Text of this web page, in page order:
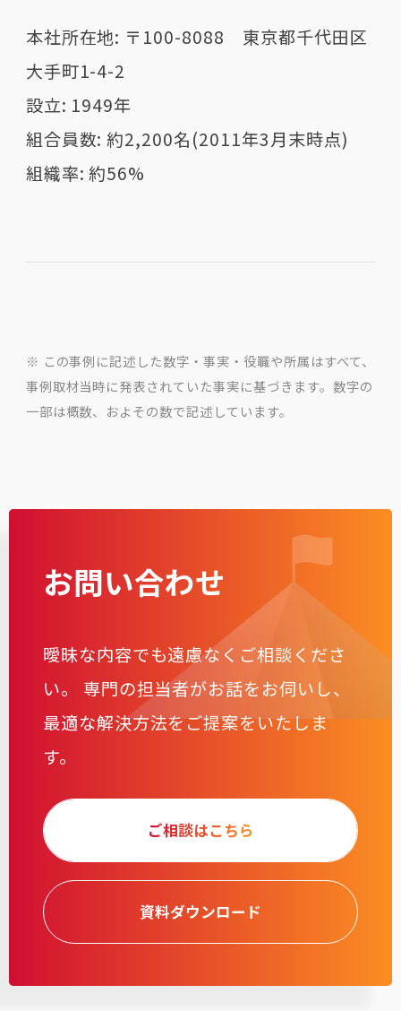
本社所在地: 〒100-8088 東京都千代田区
大手町1-4-2
設立: 1949年
組合員数: 約2,200名(2011年3月末時点)
組織率: 約56%
※ この事例に記述した数字・事実・役職や所属はすべて、
事例取材当時に発表されていた事実に基づきます。数字の
一部は概数、およその数で記述しています。
お問い合わせ
曖昧な内容でも遠慮なくご相談くださ
い。
専門の担当者がお話をお伺いし、
最適な解決方法をご提案をいたしま
す。
ご相談はこちら
資料ダウンロード